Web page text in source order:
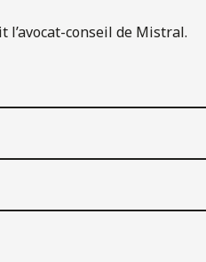
l’avocat-conseil de Mistral.